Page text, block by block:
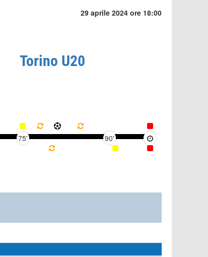
29 aprile 2024 ore 18:00
Torino U20
75' 90'